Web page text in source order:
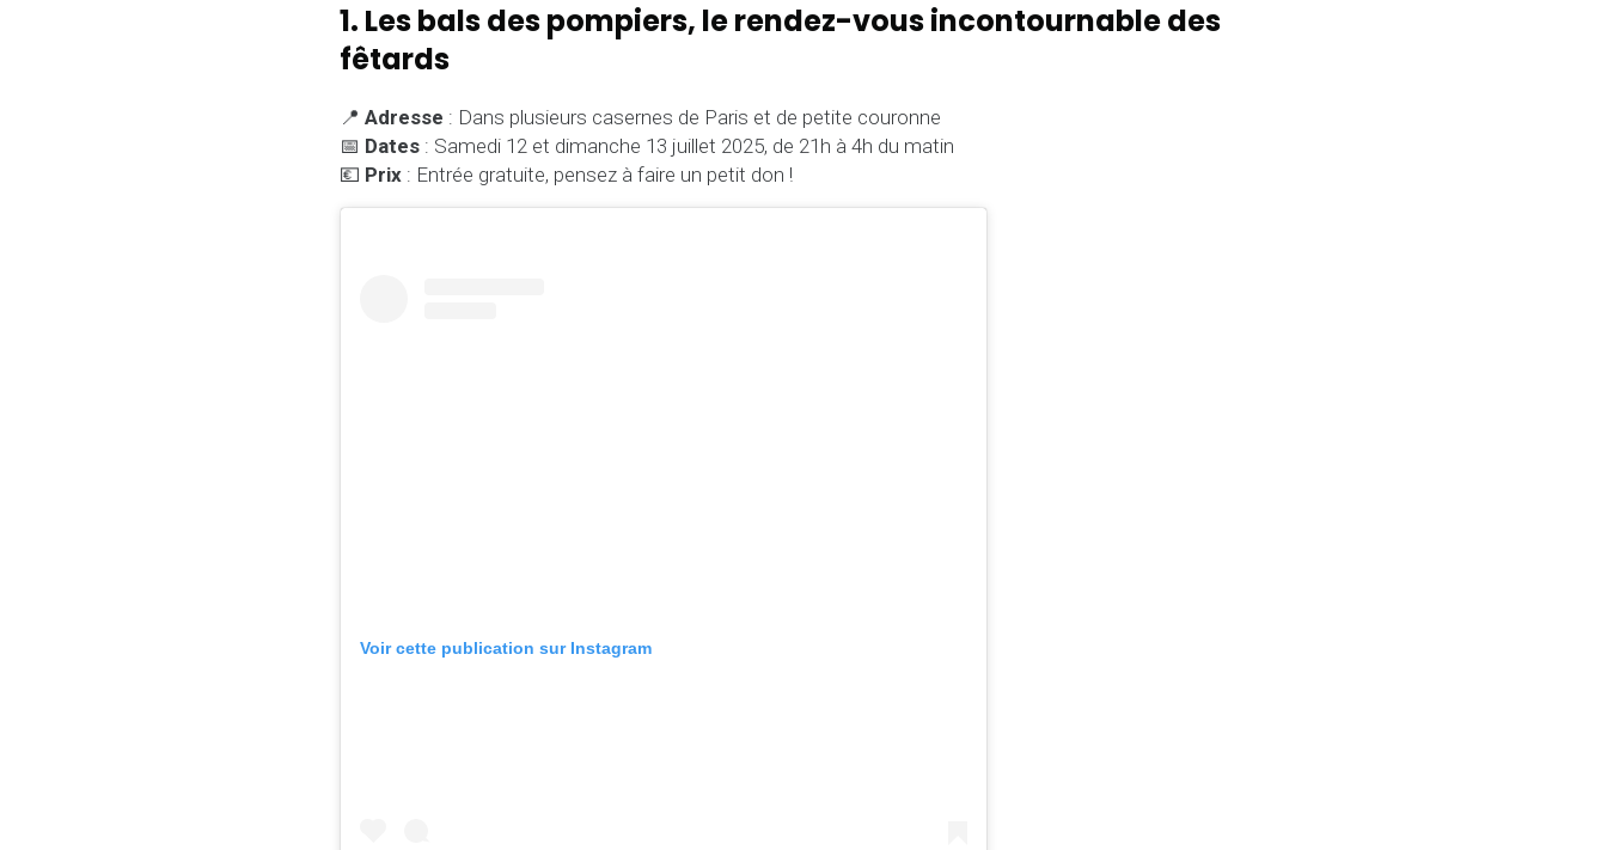
1. Les bals des pompiers, le rendez-vous incontournable des
fêtards
📍 Adresse : Dans plusieurs casernes de Paris et de petite couronne
📅 Dates : Samedi 12 et dimanche 13 juillet 2025, de 21h à 4h du matin
💶 Prix : Entrée gratuite, pensez à faire un petit don !
Voir cette publication sur Instagram